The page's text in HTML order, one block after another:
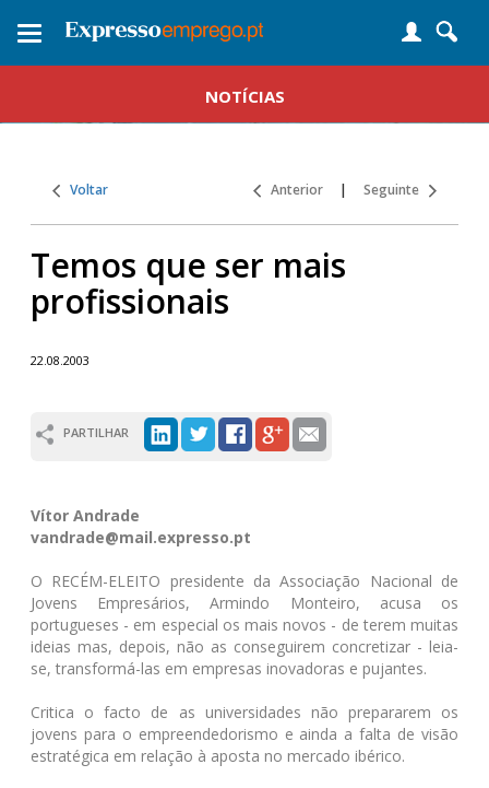
Toggle
NOTÍCIAS
Voltar Anterior | Seguinte
Temos que ser mais
profissionais
22.08.2003
PARTILHAR
Vítor Andrade
vandrade@mail.expresso.pt
O RECÉM-ELEITO presidente da Associação Nacional de
Jovens Empresários, Armindo Monteiro, acusa os
portugueses - em especial os mais novos - de terem muitas
ideias mas, depois, não as conseguirem concretizar - leia-
se, transformá-las em empresas inovadoras e pujantes.
Critica o facto de as universidades não prepararem os
jovens para o empreendedorismo e ainda a falta de visão
estratégica em relação à aposta no mercado ibérico.